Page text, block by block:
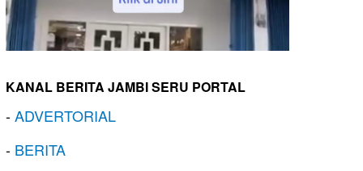
KANAL BERITA JAMBI SERU PORTAL
-ADVERTORIAL
- BERITA